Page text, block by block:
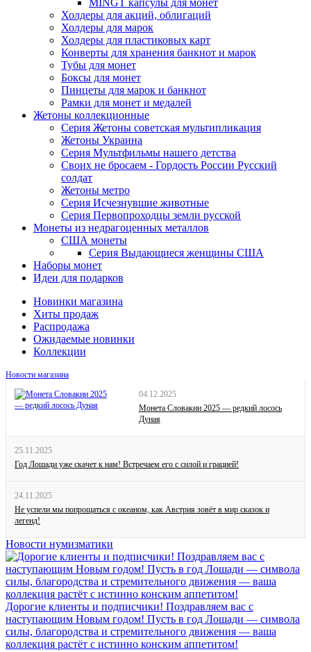
MINGT капсулы для монет
Холдеры для акций, облигаций
Холдеры для марок
Холдеры для пластиковых карт
Конверты для хранения банкнот и марок
Тубы для монет
Боксы для монет
Пинцеты для марок и банкнот
Рамки для монет и медалей
Жетоны коллекционные
Серия Жетоны советская мультипликация
Жетоны Украина
Серия Мультфильмы нашего детства
Своих не бросаем - Гордость России Русский
солдат
Жетоны метро
Серия Исчезнувшие животные
Серия Первопроходцы земли русской
Монеты из недрагоценных металлов
США монеты
Серия Выдающиеся женщины США
Наборы монет
Идеи для подарков
Новинки магазина
Хиты продаж
Распродажа
Ожидаемые новинки
Коллекции
Новости магазина
04.12.2025
Монета Словакии 2025 — редкий лосось
Дуная
25.11.2025
Год Лошади уже скачет к нам! Встречаем его с силой и грацией!
24.11.2025
Не успели мы попрощаться с океаном, как Австрия зовёт в мир сказок и
легенд!
Новости нумизматики
Дорогие клиенты и подписчики! Поздравляем вас с
наступающим Новым годом! Пусть в год Лошади — символа
силы, благородства и стремительного движения — ваша
коллекция растёт с истинно конским аппетитом!